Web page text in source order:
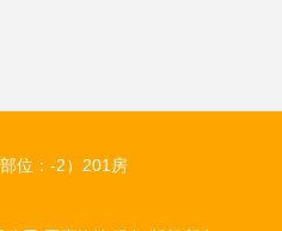
位：-2）201房